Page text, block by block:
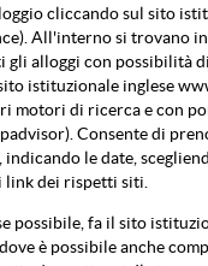
cliccando sul sito
All'interno si trovano
gli alloggi con possibilità
istituzionale inglese
motori di ricerca e con
Consente di
indicando le date,
link dei rispetti siti.
possibile, fa il sito
è possibile anche